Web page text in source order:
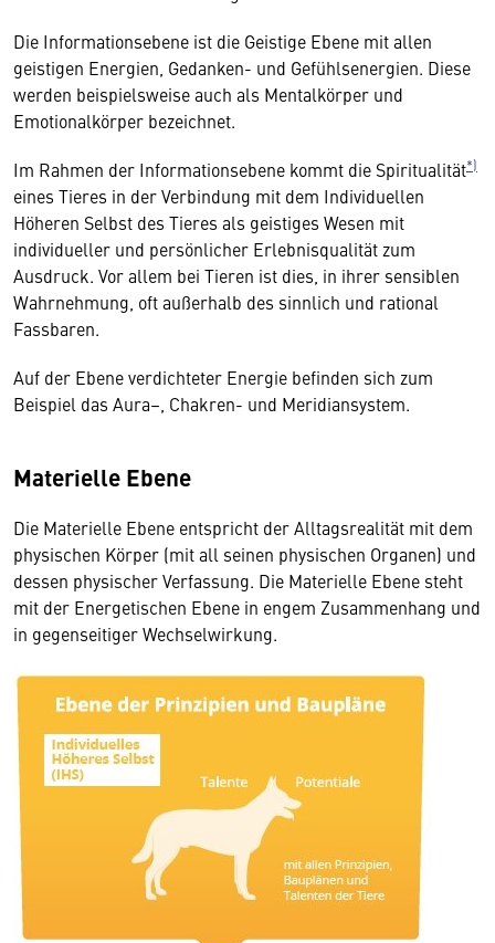
Die Informationsebene ist die Geistige Ebene mit allen
geistigen Energien, Gedanken- und Gefühlsenergien. Diese
werden beispielsweise auch als Mentalkörper und
Emotionalkörper bezeichnet.
Im Rahmen der Informationsebene kommt die Spiritualität*)
eines Tieres in der Verbindung mit dem Individuellen
Höheren Selbst des Tieres als geistiges Wesen mit
individueller und persönlicher Erlebnisqualität zum
Ausdruck. Vor allem bei Tieren ist dies, in ihrer sensiblen
Wahrnehmung, oft außerhalb des sinnlich und rational
Fassbaren.
Auf der Ebene verdichteter Energie befinden sich zum
Beispiel das Aura–, Chakren- und Meridiansystem.
Materielle Ebene
Die Materielle Ebene entspricht der Alltagsrealität mit dem
physischen Körper (mit all seinen physischen Organen) und
dessen physischer Verfassung. Die Materielle Ebene steht
mit der Energetischen Ebene in engem Zusammenhang und
in gegenseitiger Wechselwirkung.